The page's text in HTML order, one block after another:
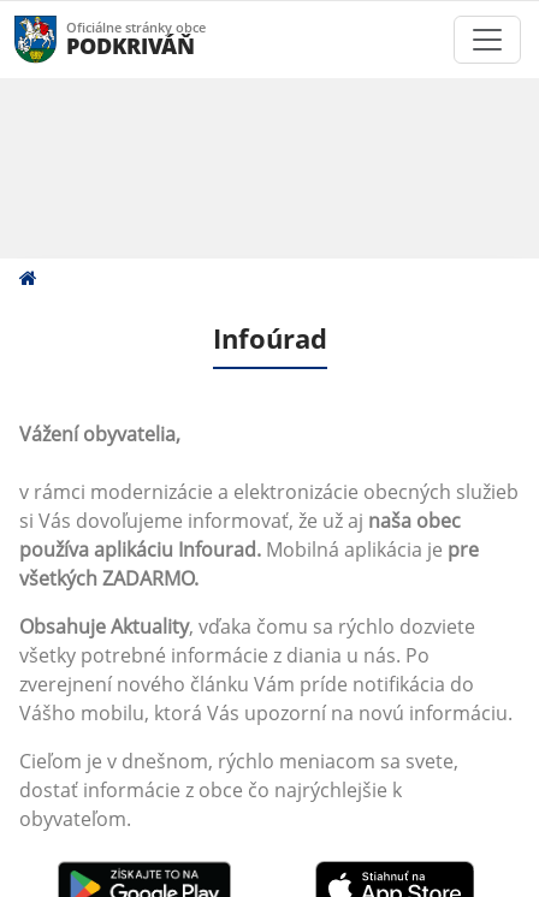
Oficiálne stránky obce
PODKRIVÁŇ
Infoúrad
Vážení obyvatelia,
v rámci modernizácie a elektronizácie obecných služieb
si Vás dovoľujeme informovať, že už aj naša obec
používa aplikáciu Infourad. Mobilná aplikácia je pre
všetkých ZADARMO.
Obsahuje Aktuality, vďaka čomu sa rýchlo dozviete
všetky potrebné informácie z diania u nás. Po
zverejnení nového článku Vám príde notifikácia do
Vášho mobilu, ktorá Vás upozorní na novú informáciu.
Cieľom je v dnešnom, rýchlo meniacom sa svete,
dostať informácie z obce čo najrýchlejšie k
obyvateľom.